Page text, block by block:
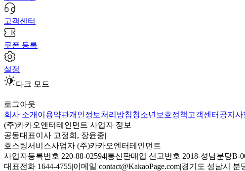
고객센터
쿠폰 등록
설정
다크 모드
로그아웃
회사 소개 이용약관개인정보처리방침청소년보호정책 고객센터 공지사
(주)카카오엔터테인먼트 사업자 정보
공동대표이사 고정희, 장윤중|
호스팅서비스사업자 (주)카카오엔터테인먼트
사업자등록번호 220-88-02594|통신판매업 신고번호 2018-성남분당B-
대표전화 1644-4755|이메일 contact@KakaoPage.com|경기도 성남시 분